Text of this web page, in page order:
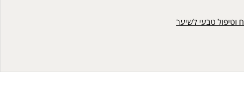
וטיפול טבעי לשיער